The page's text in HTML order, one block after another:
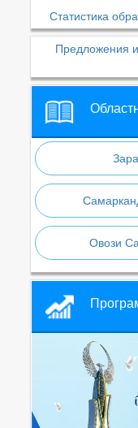
Статистика
Предложения
Овози